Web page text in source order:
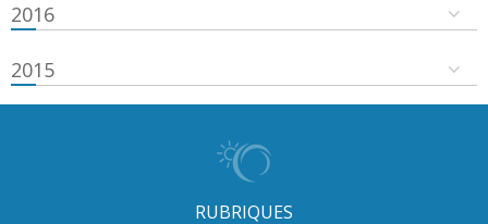
2016
2015
RUBRIQUES